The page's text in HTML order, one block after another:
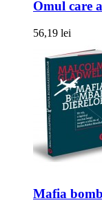
Omul care
56,19 lei
Mafia